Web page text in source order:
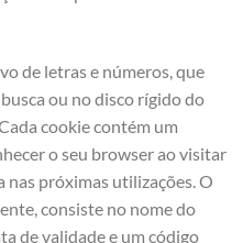
de letras e números, que
ou no disco rígido do
cookie contém um
o seu browser ao visitar
nas próximas utilizações. O
consiste no nome do
de validade e um código